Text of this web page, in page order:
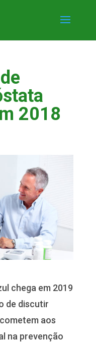
2018
chega em 2019
de discutir
aos
na prevenção